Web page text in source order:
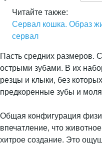
Читайте также:
Сервал кошка. Образ
сервал
Пасть средних размеров.
острыми зубами. В их
резцы и клыки, без
предкоренные зубы и
Общая конфигурация
впечатление, что
хитрое создание. Это